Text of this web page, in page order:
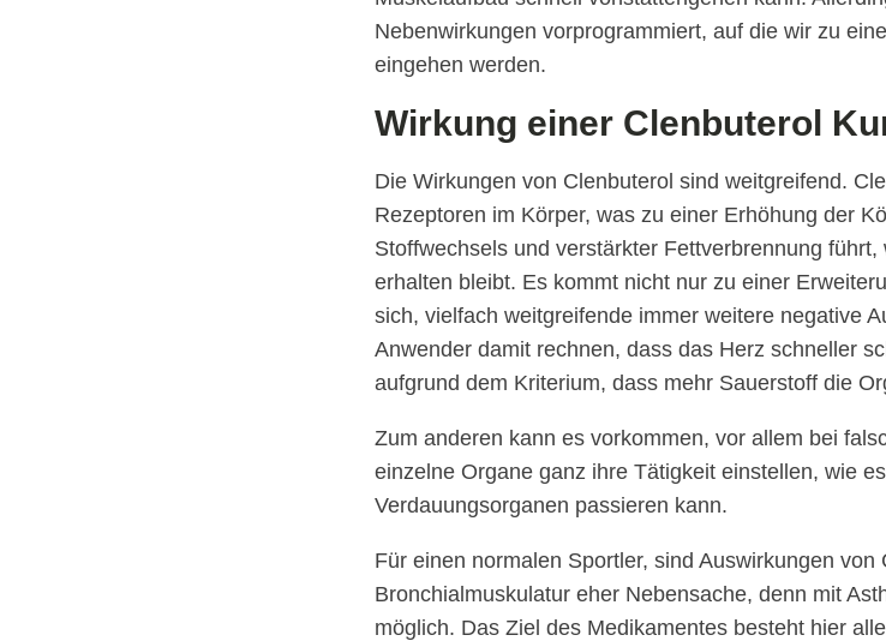
Nebenwirkungen vorprogrammiert, auf die wir zu
eingehen werden.
Wirkung einer Clenbuterol
Die Wirkungen von Clenbuterol sind weitgreifend.
Rezeptoren im Körper, was zu einer Erhöhung der
Stoffwechsels und verstärkter Fettverbrennung
erhalten bleibt. Es kommt nicht nur zu einer
sich, vielfach weitgreifende immer weitere negative
Anwender damit rechnen, dass das Herz schneller
aufgrund dem Kriterium, dass mehr Sauerstoff die
Zum anderen kann es vorkommen, vor allem bei
einzelne Organe ganz ihre Tätigkeit einstellen, wie
Verdauungsorganen passieren kann.
Für einen normalen Sportler, sind Auswirkungen von
Bronchialmuskulatur eher Nebensache, denn mit
möglich. Das Ziel des Medikamentes besteht hier